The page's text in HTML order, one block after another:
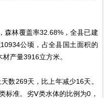
林覆盖率32.68%，全县已建
公顷，占全县国土面积的
产量3916立方米。
269天，比上年减少16天。
标准。劣Ⅴ类水体的比例为0，